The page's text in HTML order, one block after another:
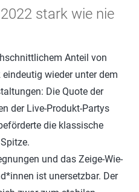
stark wie nie
Anteil von
wieder unter dem
Die Quote der
der Live-Produkt-Partys
die klassische
und das Zeige-Wie-
ist unersetzbar. Der